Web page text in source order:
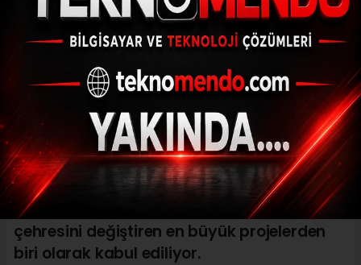
Sivas’ın bugün en bilinen ve en işlek
noktalarından biri olan İstasyon Caddesi,
yalnızca bir ulaşım yolu değil;
Cumhuriyet’in şehircilik anlayışını,
modernleşme hamlelerini ve demiryolu
vizyonunu yansıtan önemli bir tarihî miras
olarak dikkat çekiyor. Cumhuriyet’in ilk
yıllarında inşa edilen cadde, Sivas’ın
çehresini değiştiren en büyük projelerden
biri olarak kabul ediliyor.